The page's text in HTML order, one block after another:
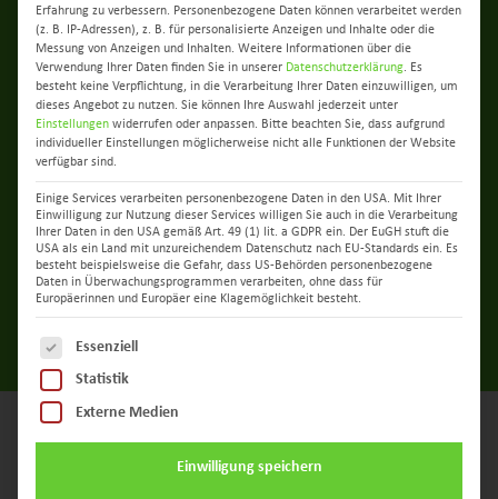
zurück zur Übersicht
Honeywell Showtruck-Event
bei B.I.N.S.S.
07. Sep. 2023
Erfahrung zu verbessern. Personenbezogene Daten können verarbeitet werden
(z. B. IP-Adressen), z. B. für personalisierte Anzeigen und Inhalte oder die
Messung von Anzeigen und Inhalten. Weitere Informationen über die
Verwendung Ihrer Daten finden Sie in unserer Datenschutzerklärung. Es
besteht keine Verpflichtung, in die Verarbeitung Ihrer Daten einzuwilligen, um
dieses Angebot zu nutzen. Sie können Ihre Auswahl jederzeit unter
Einstellungen widerrufen oder anpassen. Bitte beachten Sie, dass aufgrund
individueller Einstellungen möglicherweise nicht alle Funktionen der Website
verfügbar sind.
Einige Services verarbeiten personenbezogene Daten in den USA. Mit Ihrer
Einwilligung zur Nutzung dieser Services willigen Sie auch in die Verarbeitung
Ihrer Daten in den USA gemäß Art. 49 (1) lit. a GDPR ein. Der EuGH stuft die
USA als ein Land mit unzureichendem Datenschutz nach EU-Standards ein. Es
besteht beispielsweise die Gefahr, dass US-Behörden personenbezogene
Daten in Überwachungsprogrammen verarbeiten, ohne dass für
Europäerinnen und Europäer eine Klagemöglichkeit besteht.
Es folgt eine Liste der Service-Gruppen, für die
Essenziell
Statistik
Externe Medien
Einwilligung speichern